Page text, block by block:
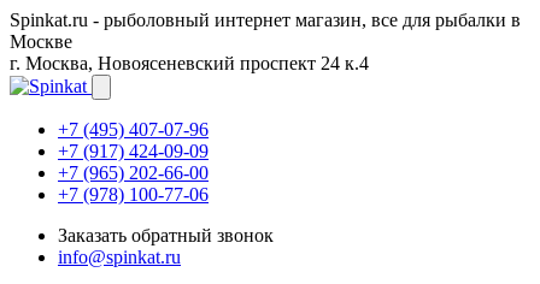
Spinkat.ru - рыболовный интернет магазин, все для рыбалки в
Москве
г. Москва, Новоясеневский проспект 24 к.4
+7 (495) 407-07-96
+7 (917) 424-09-09
+7 (965) 202-66-00
+7 (978) 100-77-06
Заказать обратный звонок
info@spinkat.ru